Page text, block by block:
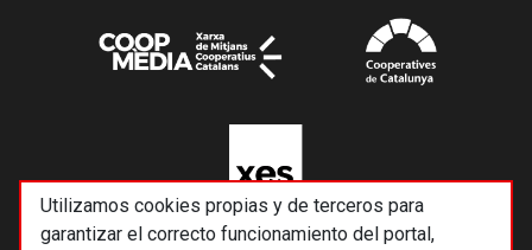
Utilizamos cookies propias y de terceros para
garantizar el correcto funcionamiento del portal,